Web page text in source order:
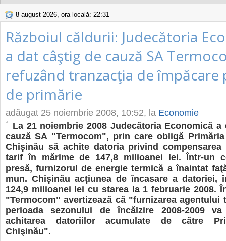
8 august 2026, ora locală: 22:31
Războiul căldurii: Judecătoria
a dat câştig de cauză SA
refuzând tranzacţia de împăcare
de primărie
adăugat 25 noiembrie 2008, 10:52, la Economie
La 21 noiembrie 2008 Judecătoria Economică
cauză SA "Termocom", prin care obligă
Chişinău să achite datoria privind compensarea
tarif în mărime de 147,8 milioanei lei. Într-un
presă, furnizorul de energie termică a înaintat
mun. Chişinău acţiunea de încasare a datoriei,
124,9 milioanei lei cu starea la 1 februarie 2008.
"Termocom" avertizează că "furnizarea agentului
perioada sezonului de încălzire 2008-2009
achitarea datoriilor acumulate de către
Chişinău".